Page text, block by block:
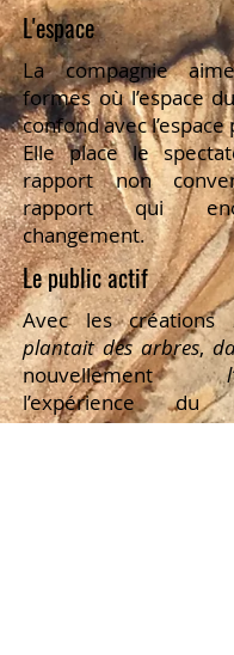
L'espace
La compagnie
formes où l’espace
confond avec
Elle place le
rapport non
rapport qui
changement.
Le public actif
Avec les créations
plantait des arbres,
nouvellement
l’expérience
mouvement et en